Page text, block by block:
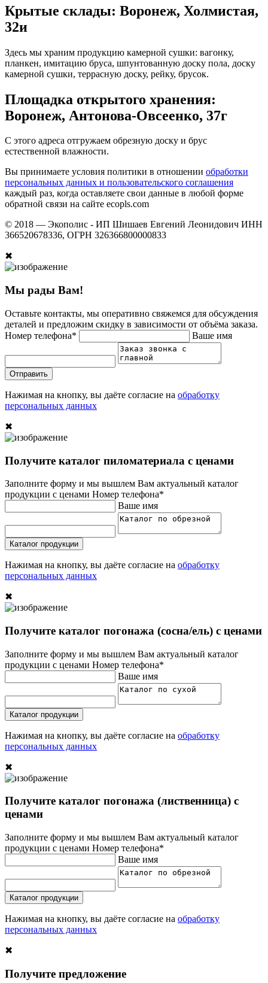
Крытые склады: Воронеж, Холмистая,
32и
Здесь мы храним продукцию камерной сушки: вагонку,
планкен, имитацию бруса, шпунтованную доску пола, доску
камерной сушки, террасную доску, рейку, брусок.
Площадка открытого хранения:
Воронеж, Антонова-Овсеенко, 37г
С этого адреса отгружаем обрезную доску и брус
естественной влажности.
Вы принимаете условия политики в отношении обработки
персональных данных и пользовательского соглашения
каждый раз, когда оставляете свои данные в любой форме
обратной связи на сайте ecopls.com
© 2018 — Экополис - ИП Шишаев Евгений Леонидович ИНН
366520678336, ОГРН 326366800000833
✖
Мы рады Вам!
Оставьте контакты, мы оперативно свяжемся для обсуждения
деталей и предложим скидку в зависимости от объёма заказа.
Номер телефона*
Ваше имя
Отправить
Нажимая на кнопку, вы даёте согласие на обработку
персональных данных
✖
Получите каталог пиломатериала с ценами
Заполните форму и мы вышлем Вам актуальный каталог
продукции с ценами Номер телефона*
Ваше имя
Каталог продукции
Нажимая на кнопку, вы даёте согласие на обработку
персональных данных
✖
Получите каталог погонажа (сосна/ель) с ценами
Заполните форму и мы вышлем Вам актуальный каталог
продукции с ценами Номер телефона*
Ваше имя
Каталог продукции
Нажимая на кнопку, вы даёте согласие на обработку
персональных данных
✖
Получите каталог погонажа (лиственница) с
ценами
Заполните форму и мы вышлем Вам актуальный каталог
продукции с ценами Номер телефона*
Ваше имя
Каталог продукции
Нажимая на кнопку, вы даёте согласие на обработку
персональных данных
✖
Получите предложение